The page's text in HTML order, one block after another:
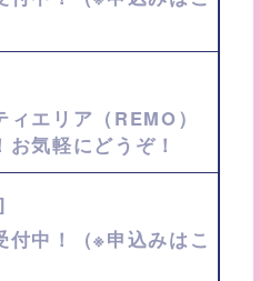
ィエリア（REMO）
お気軽にどうぞ！
付中！（※申込みはこ